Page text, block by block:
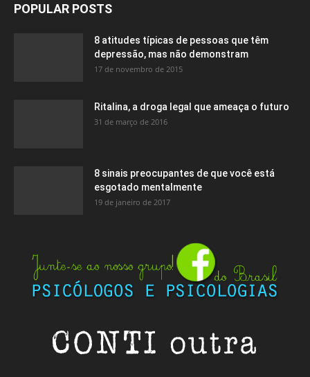
POPULAR POSTS
8 atitudes típicas de pessoas que têm
depressão, mas não demonstram
17 de novembro de 2015
Ritalina, a droga legal que ameaça o futuro
31 de março de 2016
8 sinais preocupantes de que você está
esgotado mentalmente
19 de janeiro de 2017